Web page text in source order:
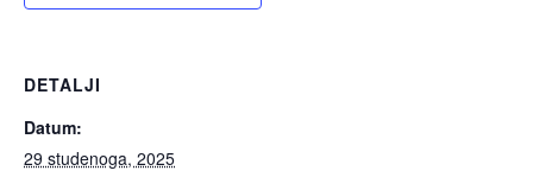
DETALJI
Datum:
29 studenoga, 2025